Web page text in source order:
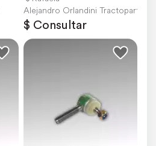
Alejandro Orlandini Tractopartes
$ Consultar